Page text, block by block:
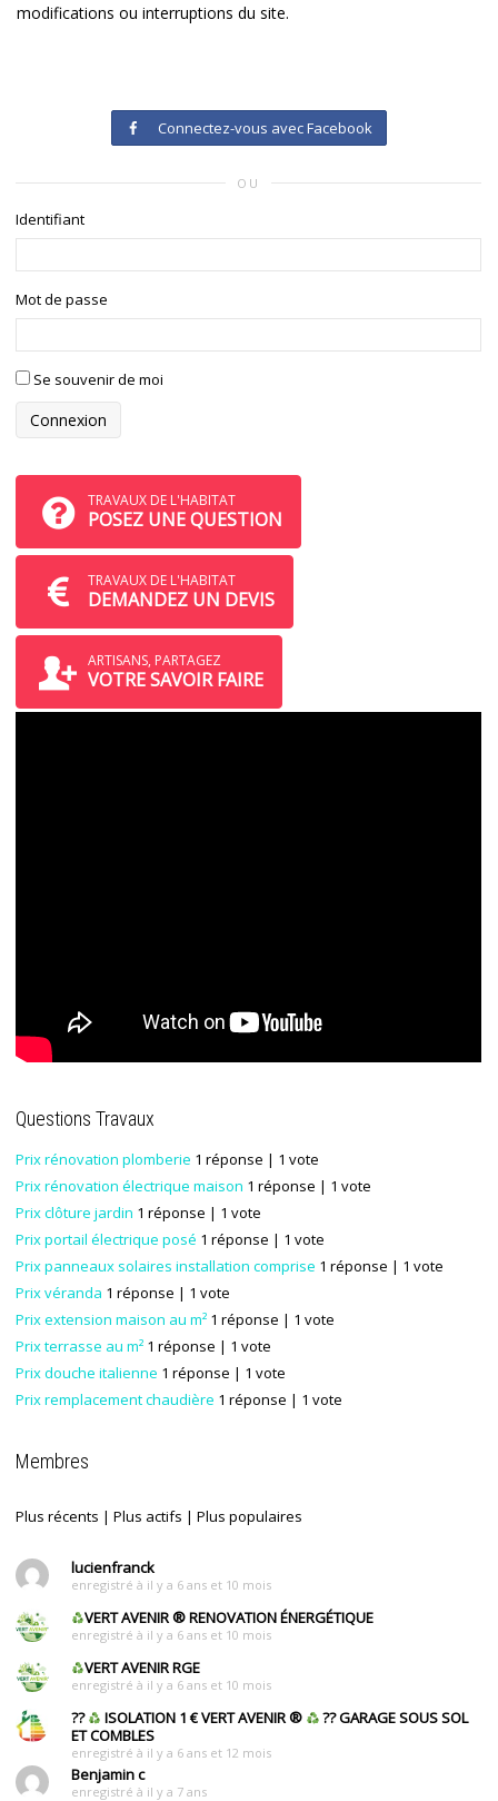
modifications ou interruptions du site.
Connectez-vous avec Facebook
OU
Identifiant
Mot de passe
Se souvenir de moi
TRAVAUX DE L'HABITAT
POSEZ UNE QUESTION
TRAVAUX DE L'HABITAT
DEMANDEZ UN DEVIS
ARTISANS, PARTAGEZ
VOTRE SAVOIR FAIRE
Questions Travaux
Prix rénovation plomberie 1 réponse | 1 vote
Prix rénovation électrique maison 1 réponse | 1 vote
Prix clôture jardin 1 réponse | 1 vote
Prix portail électrique posé 1 réponse | 1 vote
Prix panneaux solaires installation comprise 1 réponse | 1 vote
Prix véranda 1 réponse | 1 vote
Prix extension maison au m² 1 réponse | 1 vote
Prix terrasse au m² 1 réponse | 1 vote
Prix douche italienne 1 réponse | 1 vote
Prix remplacement chaudière 1 réponse | 1 vote
Membres
Plus récents | Plus actifs | Plus populaires
lucienfranck
enregistré à il y a 6 ans et 10 mois
VERT AVENIR®RENOVATION ÉNERGÉTIQUE
enregistré à il y a 6 ans et 10 mois
VERT AVENIR RGE
enregistré à il y a 6 ans et 10 mois
?? ISOLATION 1 € VERT AVENIR®
?? GARAGE SOUS SOL
ET COMBLES
enregistré à il y a 6 ans et 12 mois
Benjamin c
enregistré à il y a 7 ans